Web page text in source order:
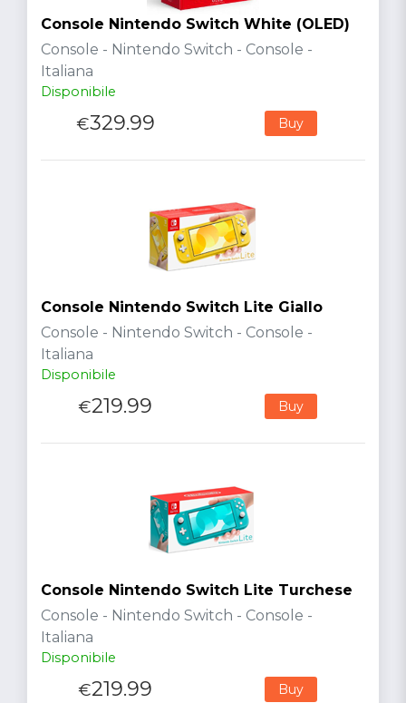
Console Nintendo Switch White (OLED)
Console - Nintendo Switch - Console -
Italiana
Disponibile
€329.99 Buy
Console Nintendo Switch Lite Giallo
Console - Nintendo Switch - Console -
Italiana
Disponibile
€219.99 Buy
Console Nintendo Switch Lite Turchese
Console - Nintendo Switch - Console -
Italiana
Disponibile
€219.99 Buy